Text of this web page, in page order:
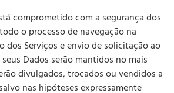
comprometido com a segurança dos
o processo de navegação na
dos Serviços e envio de solicitação ao
Dados serão mantidos no mais
divulgados, trocados ou vendidos a
nas hipóteses expressamente